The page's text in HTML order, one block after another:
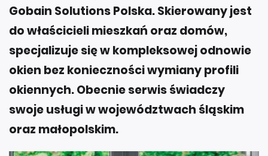
Gobain Solutions Polska. Skierowany jest
do właścicieli mieszkań oraz domów,
specjalizuje się w kompleksowej odnowie
okien bez konieczności wymiany profili
okiennych. Obecnie serwis świadczy
swoje usługi w województwach śląskim
oraz małopolskim.